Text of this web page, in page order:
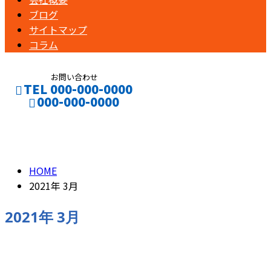
ブログ
サイトマップ
コラム
お問い合わせ
TEL 000-000-0000
000-000-0000
HOME
2021年 3月
2021年 3月